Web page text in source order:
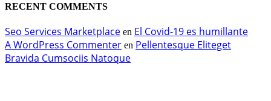
RECENT COMMENTS
Seo Services Marketplace en El Covid-19 es humillante
A WordPress Commenter en Pellentesque Eliteget
Bravida Cumsociis Natoque